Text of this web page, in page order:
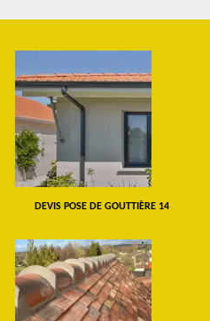
DEVIS POSE DE GOUTTIÈRE 14